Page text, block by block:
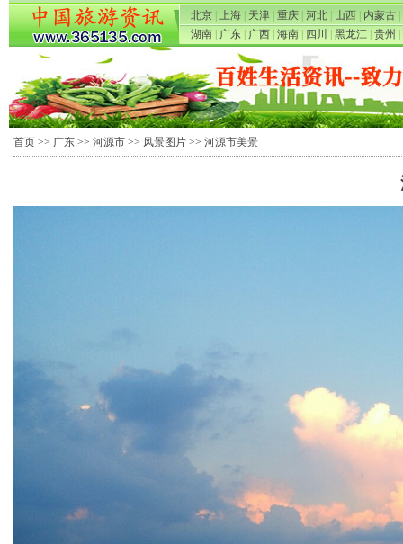
北京 上海 天津 重庆 河北 山西 内蒙古
湖南
广东 广西 海南 四川 黑龙江 贵州
首页 >> 广东 >> 河源市 >> 风景图片 >> 河源市美景